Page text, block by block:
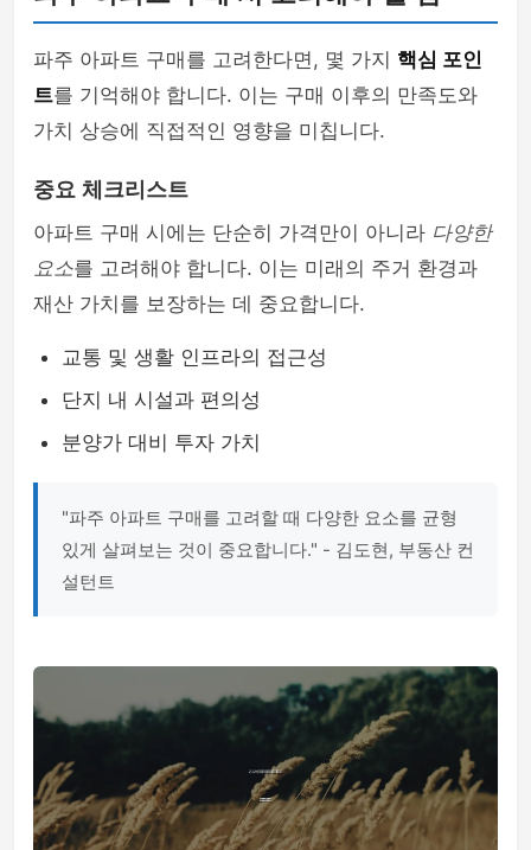
파주 아파트 구매를 고려한다면, 몇 가지 핵심 포인
트를 기억해야 합니다. 이는 구매 이후의 만족도와
가치 상승에 직접적인 영향을 미칩니다.
중요 체크리스트
아파트 구매 시에는 단순히 가격만이 아니라 다양한
요소를 고려해야 합니다. 이는 미래의 주거 환경과
재산 가치를 보장하는 데 중요합니다.
교통 및 생활 인프라의 접근성
단지 내 시설과 편의성
분양가 대비 투자 가치
"파주 아파트 구매를 고려할 때 다양한 요소를 균형
있게 살펴보는 것이 중요합니다." - 김도현, 부동산 컨
설턴트